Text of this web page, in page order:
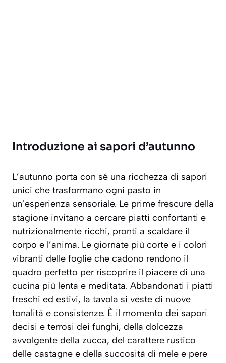
Introduzione ai sapori d’autunno
L’autunno porta con sé una ricchezza di sapori
unici che trasformano ogni pasto in
un’esperienza sensoriale. Le prime frescure della
stagione invitano a cercare piatti confortanti e
nutrizionalmente ricchi, pronti a scaldare il
corpo e l’anima. Le giornate più corte e i colori
vibranti delle foglie che cadono rendono il
quadro perfetto per riscoprire il piacere di una
cucina più lenta e meditata. Abbandonati i piatti
freschi ed estivi, la tavola si veste di nuove
tonalità e consistenze. È il momento dei sapori
decisi e terrosi dei funghi, della dolcezza
avvolgente della zucca, del carattere rustico
delle castagne e della succosità di mele e pere